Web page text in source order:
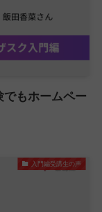
もホームペー
入門編受講生の声